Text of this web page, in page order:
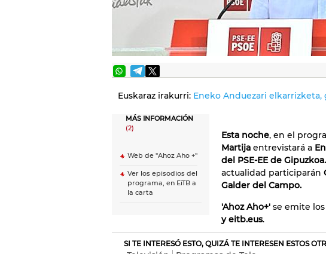
Euskaraz irakurri: Eneko Anduezari elkarrizketa,
MÁS INFORMACIÓN
(2)
Web de "Ahoz Aho +"
Ver los episodios del
programa, en EiTB a
la carta
Esta noche, en el
Martija entrevistará a
del PSE-EE de Gipuzkoa.
actualidad participarán
Galder del Campo.
'Ahoz Aho+' se emite
y eitb.eus.
SI TE INTERESÓ ESTO, QUIZÁ TE INTERESEN ESTOS